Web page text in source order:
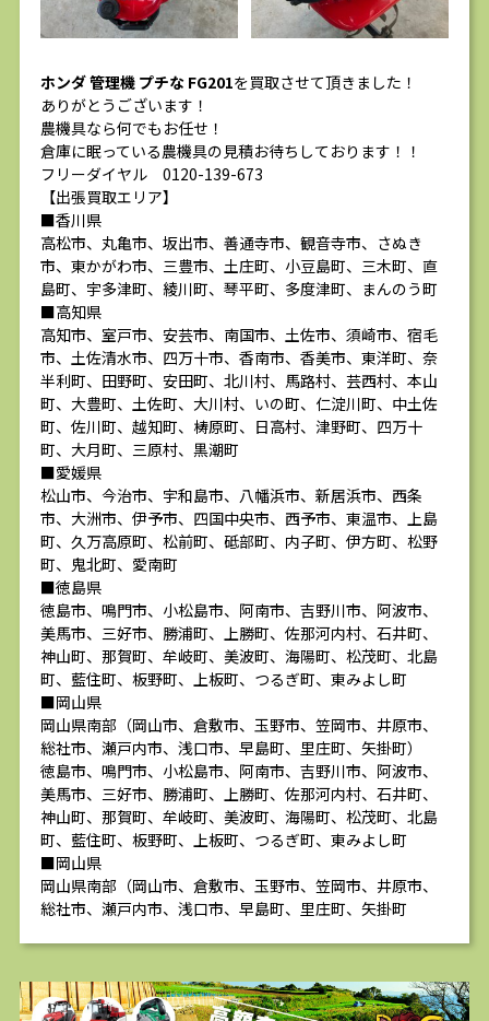
ホンダ 管理機 プチな FG201を買取させて頂きました！
ありがとうございます！
農機具なら何でもお任せ！
倉庫に眠っている農機具の見積お待ちしております！！
フリーダイヤル 0120-139-673
【出張買取エリア】
■香川県
高松市、丸亀市、坂出市、善通寺市、観音寺市、さぬき
市、東かがわ市、三豊市、土庄町、小豆島町、三木町、直
島町、宇多津町、綾川町、琴平町、多度津町、まんのう町
■高知県
高知市、室戸市、安芸市、南国市、土佐市、須崎市、宿毛
市、土佐清水市、四万十市、香南市、香美市、東洋町、奈
半利町、田野町、安田町、北川村、馬路村、芸西村、本山
町、大豊町、土佐町、大川村、いの町、仁淀川町、中土佐
町、佐川町、越知町、梼原町、日高村、津野町、四万十
町、大月町、三原村、黒潮町
■愛媛県
松山市、今治市、宇和島市、八幡浜市、新居浜市、西条
市、大洲市、伊予市、四国中央市、西予市、東温市、上島
町、久万高原町、松前町、砥部町、内子町、伊方町、松野
町、鬼北町、愛南町
■徳島県
徳島市、鳴門市、小松島市、阿南市、吉野川市、阿波市、
美馬市、三好市、勝浦町、上勝町、佐那河内村、石井町、
神山町、那賀町、牟岐町、美波町、海陽町、松茂町、北島
町、藍住町、板野町、上板町、つるぎ町、東みよし町
■岡山県
岡山県南部（岡山市、倉敷市、玉野市、笠岡市、井原市、
総社市、瀬戸内市、浅口市、早島町、里庄町、矢掛町）
徳島市、鳴門市、小松島市、阿南市、吉野川市、阿波市、
美馬市、三好市、勝浦町、上勝町、佐那河内村、石井町、
神山町、那賀町、牟岐町、美波町、海陽町、松茂町、北島
町、藍住町、板野町、上板町、つるぎ町、東みよし町
■岡山県
岡山県南部（岡山市、倉敷市、玉野市、笠岡市、井原市、
総社市、瀬戸内市、浅口市、早島町、里庄町、矢掛町